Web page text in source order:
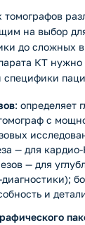
на выбор
до сложных
КТ нужно
специфики
: определяет
с
— для
— для
и